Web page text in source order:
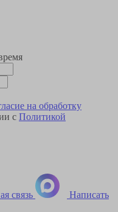
на обработку
с Политикой
связь Написать